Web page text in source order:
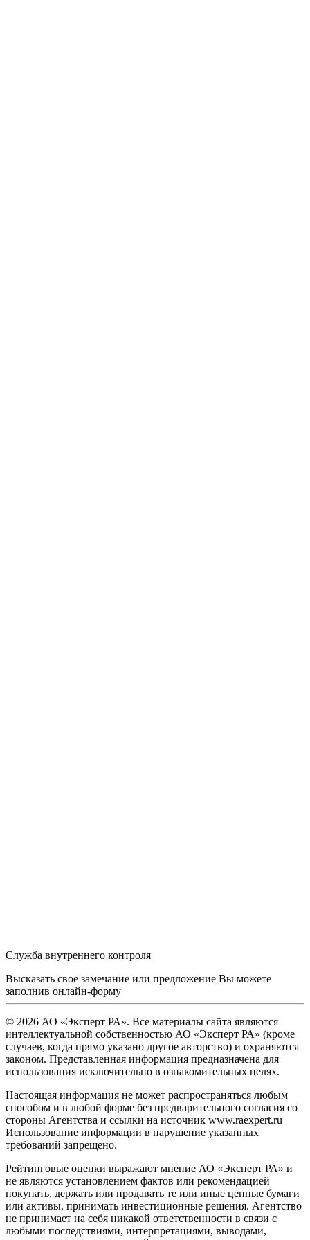
Служба внутреннего контроля
Высказать свое замечание или предложение Вы можете
заполнив онлайн-форму
© 2026 АО «Эксперт РА». Все материалы сайта являются
интеллектуальной собственностью АО «Эксперт РА» (кроме
случаев, когда прямо указано другое авторство) и охраняются
законом. Представленная информация предназначена для
использования исключительно в ознакомительных целях.
Настоящая информация не может распространяться любым
способом и в любой форме без предварительного согласия со
стороны Агентства и ссылки на источник www.raexpert.ru
Использование информации в нарушение указанных
требований запрещено.
Рейтинговые оценки выражают мнение АО «Эксперт РА» и
не являются установлением фактов или рекомендацией
покупать, держать или продавать те или иные ценные бумаги
или активы, принимать инвестиционные решения. Агентство
не принимает на себя никакой ответственности в связи с
любыми последствиями, интерпретациями, выводами,